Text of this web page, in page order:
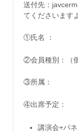
送付先：
てくださいます
①氏名 ：
②会員種別：（
③所属：
④出席予定：
講演会+パ